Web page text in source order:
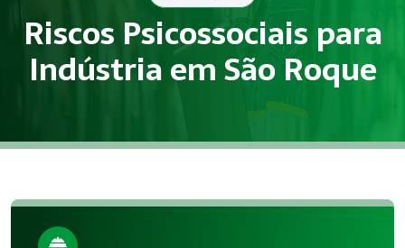
Riscos Psicossociais para
Indústria em São Roque
O que é Riscos Psicossociais?
Empresas de todos os portes que possuem empregados